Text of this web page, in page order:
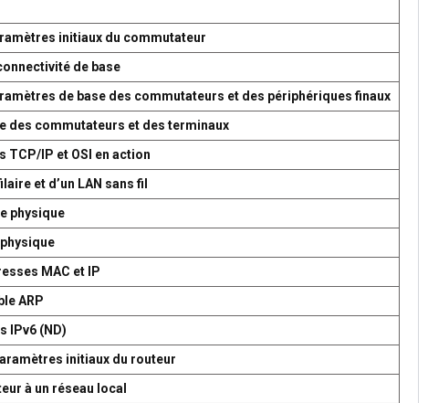
initiaux du commutateur
de base
de base des commutateurs et des périphériques finaux
des commutateurs et des terminaux
TCP/IP et OSI en action
et d’un LAN sans fil
physique
MAC et IP
ARP
IPv6 (ND)
initiaux du routeur
à un réseau local